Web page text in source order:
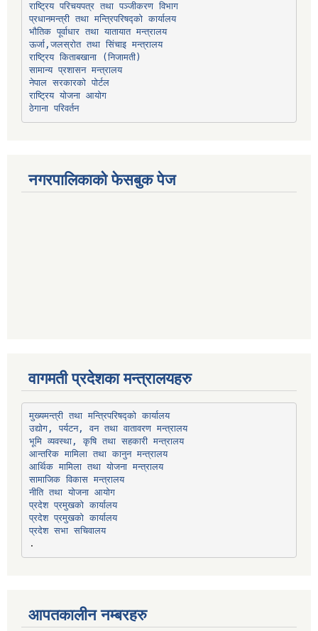
राष्ट्रिय परिचयपत्र तथा पञ्‍जीकरण विभाग
प्रधानमन्त्री तथा मन्त्रिपरिषद्को कार्यालय
भौतिक पूर्वाधार तथा यातायात मन्त्रालय
ऊर्जा,जलस्रोत तथा सिंचाइ मन्त्रालय
सामान्य प्रशासन मन्त्रालय
नेपाल सरकारको पोर्टल
राष्ट्रिय योजना आयोग
ठेगाना परिवर्तन
नगरपालिकाको फेसबुक पेज
वागमती प्रदेशका मन्त्रालयहरु
मुख्यमन्त्री तथा मन्त्रिपरिषद्को कार्यालय
उद्योग, पर्यटन, वन तथा वातावरण मन्त्रालय
भूमि व्यवस्था, कृषि तथा सहकारी मन्त्रालय
आन्तरिक मामिला तथा कानुन मन्त्रालय
आर्थिक मामिला तथा योजना मन्त्रालय
सामाजिक विकास मन्त्रालय
नीति तथा योजना आयोग
प्रदेश प्रमुखको कार्यालय
प्रदेश प्रमुखको कार्यालय
प्रदेश सभा सचिवालय
आपतकालीन नम्बरहरु